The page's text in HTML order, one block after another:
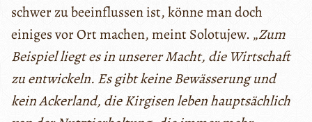
schwer zu beeinflussen ist, könne man doch
einiges vor Ort machen, meint Solotujew. „Zum
Beispiel liegt es in unserer Macht, die Wirtschaft
zu entwickeln. Es gibt keine Bewässerung und
kein Ackerland, die Kirgisen leben hauptsächlich